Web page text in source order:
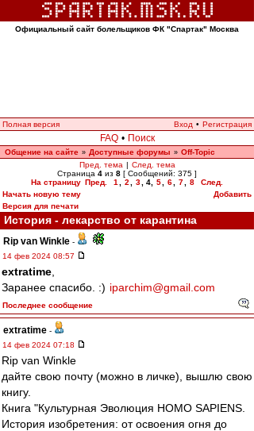
Официальный сайт болельщиков ФК "Спартак" Москва
Полная версия Вход • Регистрация
FAQ • Поиск
Общение на сайте » Доступные форумы » Off-Topic
Пред. тема | След. тема
Страница 4 из 8 [ Сообщений: 375 ]
На страницу Пред. 1 2 3 4 5 6 7 8
След.
Начать новую тему
Добавить
Версия для печати
История - лекарство от карантина
Rip van Winkle -
14 фев 2024 08:57
extratime
Заранее спасибо. :) iparchim@gmail.com
Последнее сообщение
extratime -
14 фев 2024 07:18
Rip van Winkle
дайте свою почту (можно в личке), вышлю свою
книгу.
Книга "Культурная Эволюция HOMO SAPIENS.
История изобретения: от освоения огня до